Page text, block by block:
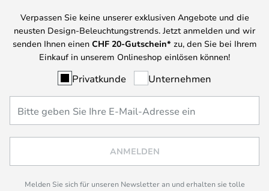
Verpassen Sie keine unserer exklusiven Angebote und die
neusten Design-Beleuchtungstrends. Jetzt anmelden und wir
senden Ihnen einen CHF 20-Gutschein* zu, den Sie bei Ihrem
Einkauf in unserem Onlineshop einlösen können!
Privatkunde Unternehmen
ANMELDEN
Melden Sie sich für unseren Newsletter an und erhalten sie tolle